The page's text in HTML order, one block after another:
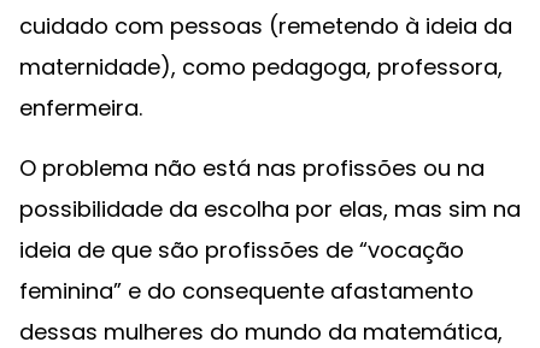
cuidado com pessoas (remetendo à ideia da
maternidade), como pedagoga, professora,
enfermeira.
O problema não está nas profissões ou na
possibilidade da escolha por elas, mas sim na
ideia de que são profissões de “vocação
feminina” e do consequente afastamento
dessas mulheres do mundo da matemática,